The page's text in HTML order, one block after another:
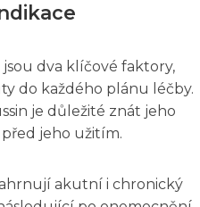
dva klíčové faktory,
do každého plánu léčby.
je důležité znát jeho
jeho užitím.
akutní i chronický